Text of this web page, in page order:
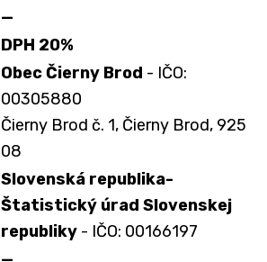
—
DPH 20%
Obec Čierny Brod - IČO:
00305880
Čierny Brod č. 1, Čierny Brod, 925
08
Slovenská republika-
Štatistický úrad Slovenskej
republiky - IČO: 00166197